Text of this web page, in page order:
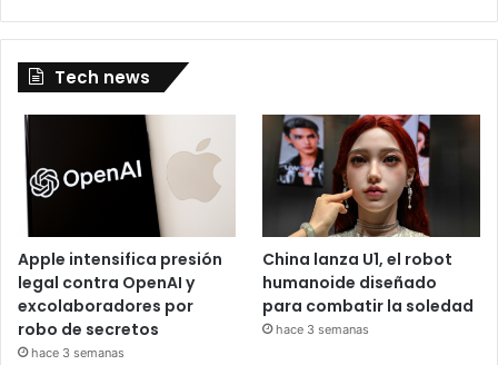
Tech news
Apple intensifica presión
legal contra OpenAI y
excolaboradores por
robo de secretos
hace 3 semanas
China lanza U1, el robot
humanoide diseñado
para combatir la soledad
hace 3 semanas